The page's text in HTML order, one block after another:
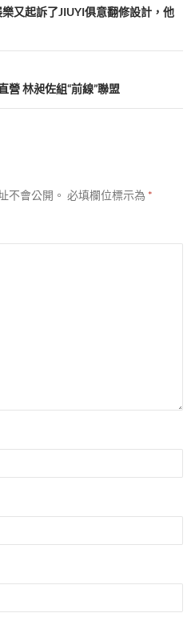
樂又起訴了JIUYI俱意翻修設計，他
營 林昶佐組“前線”聯盟
不會公開。 必填欄位標示為 *